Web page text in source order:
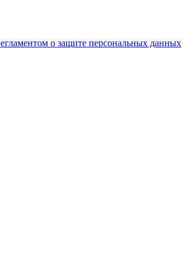
о защите персональных данных